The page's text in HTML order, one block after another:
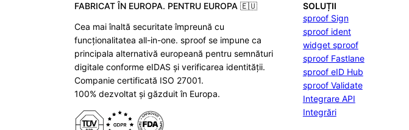
FABRICAT ÎN EUROPA. PENTRU EUROPA 🇪🇺
Cea mai înaltă securitate împreună cu
funcționalitatea all-in-one. sproof se impune ca
principala alternativă europeană pentru semnături
digitale conforme eIDAS și verificarea identității.
Companie certificată ISO 27001.
100% dezvoltat și găzduit în Europa.
SOLUȚII
sproof Sign
sproof ident
widget sproof
sproof Fastlane
sproof eID Hub
sproof Validate
Integrare API
Integrări